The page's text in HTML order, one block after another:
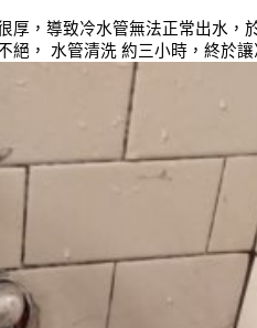
，導致冷水管無法正常出水，
， 水管清洗 約三小時，終於讓